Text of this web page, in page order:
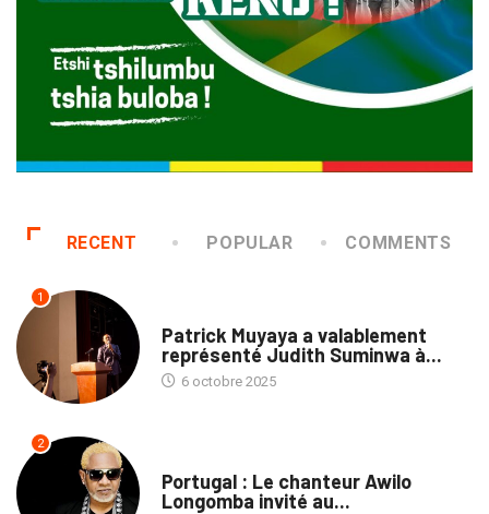
RECENT POPULAR COMMENTS
1
Patrick Muyaya a valablement
représenté Judith Suminwa à...
6 octobre 2025
2
Portugal : Le chanteur Awilo
Longomba invité au...